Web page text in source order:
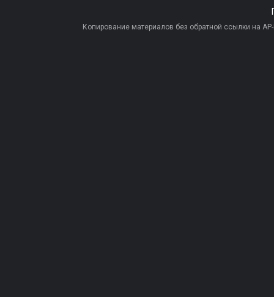
Копирование материалов без обратной ссылки на